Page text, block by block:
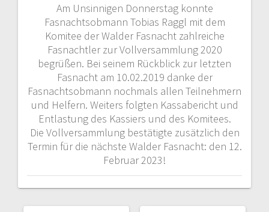
Am Unsinnigen Donnerstag konnte
Fasnachtsobmann Tobias Raggl mit dem
Komitee der Walder Fasnacht zahlreiche
Fasnachtler zur Vollversammlung 2020
begrüßen. Bei seinem Rückblick zur letzten
Fasnacht am 10.02.2019 danke der
Fasnachtsobmann nochmals allen Teilnehmern
und Helfern. Weiters folgten Kassabericht und
Entlastung des Kassiers und des Komitees.
Die Vollversammlung bestätigte zusätzlich den
Termin für die nächste Walder Fasnacht: den 12.
Februar 2023!